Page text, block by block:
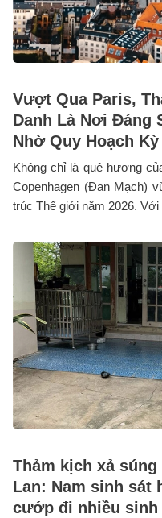
Vượt Qua Paris,
Danh Là Nơi Đáng
Nhờ Quy Hoạch Kỳ
Không chỉ là quê hương
Copenhagen (Đan Mạch)
trúc Thế giới năm 2026. Với
Thảm kịch xả
Lan: Nam sinh sát
cướp đi nhiều sinh